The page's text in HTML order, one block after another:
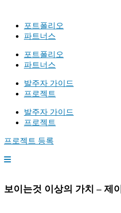
포트폴리오
파트너스
포트폴리오
파트너스
발주자 가이드
프로젝트
발주자 가이드
프로젝트
프로젝트 등록
보이는것 이상의 가치 – 제